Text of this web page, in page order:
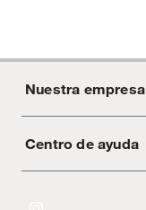
Nuestra empresa
Acerca de Crate
Centro de ayuda